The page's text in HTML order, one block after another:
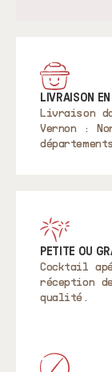
LIVRAISON
Livraison
Vernon :
PETITE OU
Cocktail
réception
qualité.